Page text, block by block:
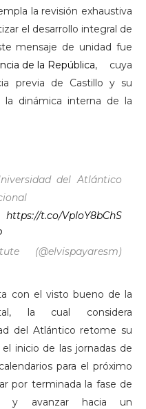
la revisión exhaustiva
el desarrollo integral de
mensaje de unidad fue
de la República, cuya
previa de Castillo y su
la dinámica interna de la
del Atlántico
https://t.co/VpIoY8bChS
(@elvispayaresm)
con el visto bueno de la
la cual considera
del Atlántico retome su
inicio de las jornadas de
para el próximo
por terminada la fase de
y avanzar hacia un